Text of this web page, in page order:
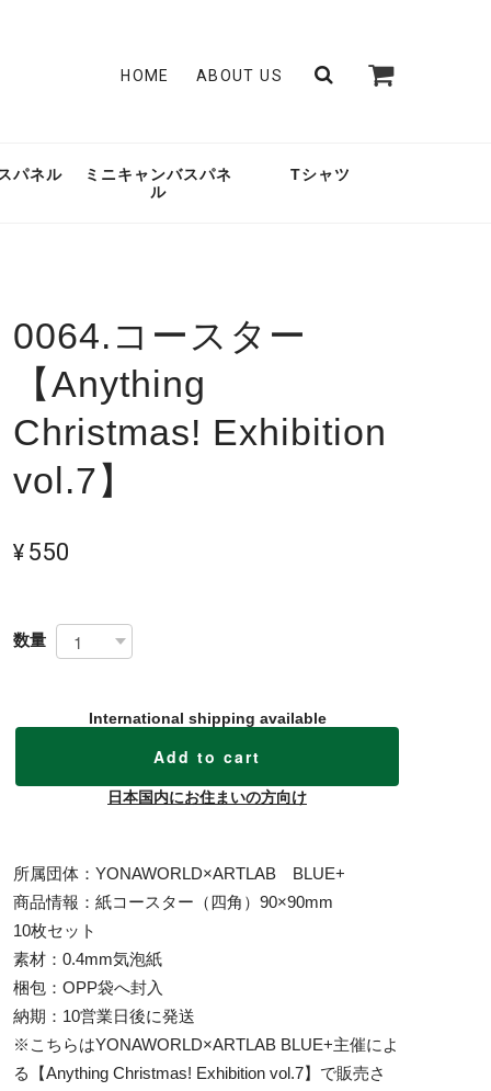
HOME ABOUT US
パネル
ミニキャンバスパネ
ル
Tシャツ
0064.コースター
【Anything
Christmas! Exhibition
vol.7】
¥550
数量
International shipping available
Add to cart
日本国内にお住まいの方向け
所属団体：YONAWORLD×ARTLAB BLUE+
商品情報：紙コースター（四角）90×90mm
10枚セット
素材：0.4mm気泡紙
梱包：OPP袋へ封入
納期：10営業日後に発送
※こちらはYONAWORLD×ARTLAB BLUE+主催によ
る【Anything Christmas! Exhibition vol.7】で販売さ